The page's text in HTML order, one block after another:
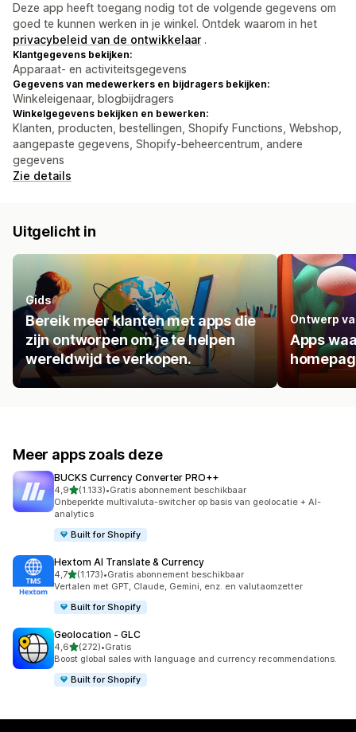
Deze app heeft toegang nodig tot de volgende gegevens om
goed te kunnen werken in je winkel. Ontdek waarom in het
privacybeleid van de ontwikkelaar .
Klantgegevens bekijken:
Apparaat- en activiteitsgegevens
Gegevens van medewerkers en bijdragers bekijken:
Winkeleigenaar, blogbijdragers
Winkelgegevens bekijken en bewerken:
Klanten, producten, bestellingen, Shopify Functions, Webshop,
aangepaste gegevens, Shopify-beheercentrum, andere
gegevens
Zie details
Uitgelicht in
Gids
Bereik meer klanten met apps die
zijn ontworpen om je te helpen
wereldwijd te verkopen.
Ontwerp
Apps
Meer apps zoals deze
BUCKS Currency Converter PRO++
4,9van 5 sterren
(1.133)
1133 recensies in totaal
•Gratis abonnement beschikbaar
Onbeperkte multivaluta-switcher op basis van geolocatie + AI-
analytics
Built for Shopify
Hextom AI Translate & Currency
4,7van 5 sterren
(1.173)
1173 recensies in totaal
•Gratis abonnement beschikbaar
Vertalen met GPT, Claude, Gemini, enz. en valutaomzetter
Built for Shopify
Geolocation ‑ GLC
4,6van 5 sterren
(272)
272 recensies in totaal
•Gratis
Boost global sales with language and currency recommendations.
Built for Shopify